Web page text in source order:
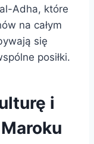
Adha, które
na całym
się
posiłki.
i